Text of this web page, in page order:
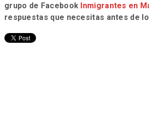
grupo de Facebook Inmigrantes en
respuestas que necesitas antes de